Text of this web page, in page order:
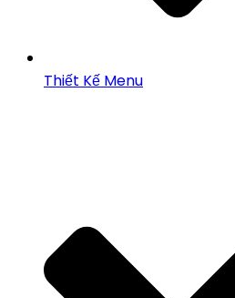
Thiết Kế Menu